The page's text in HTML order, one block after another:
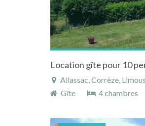
Location gîte pour 10
Allassac, Corrèze,
Gîte
4 chambres